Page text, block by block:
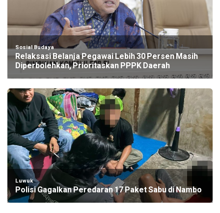
Sosial Budaya
Relaksasi Belanja Pegawai Lebih 30 Persen Masih
Diperbolehkan, Prioritaskan PPPK Daerah
Luwuk
Polisi Gagalkan Peredaran 17 Paket Sabu di Nambo